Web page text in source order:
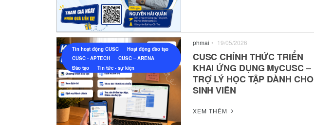
Tin hoạt động CUSC
Hoạt động đào tạo
CUSC - APTECH
CUSC – ARENA
Đào tạo
Tin tức - sự kiện
phmai • 19/05/2026
CUSC CHÍNH THỨC TRIỂN
KHAI ỨNG DỤNG MyCUSC –
TRỢ LÝ HỌC TẬP DÀNH CHO
SINH VIÊN
XEM THÊM